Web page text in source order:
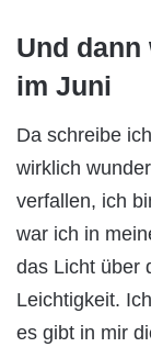
Und dann
im Juni
Da schreibe
wirklich
verfallen, ich
war ich in
das Licht über
Leichtigkeit.
es gibt in mir